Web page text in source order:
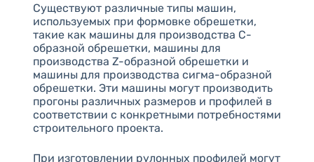
Существуют различные типы машин,
используемых при формовке обрешетки,
такие как машины для производства С-
образной обрешетки, машины для
производства Z-образной обрешетки и
машины для производства сигма-образной
обрешетки. Эти машины могут производить
прогоны различных размеров и профилей в
соответствии с конкретными потребностями
строительного проекта.
При изготовлении рулонных профилей могут